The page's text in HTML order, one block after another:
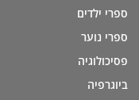
ספרי ילדים
ספרי נוער
פסיכולוגיה
ביוגרפיה